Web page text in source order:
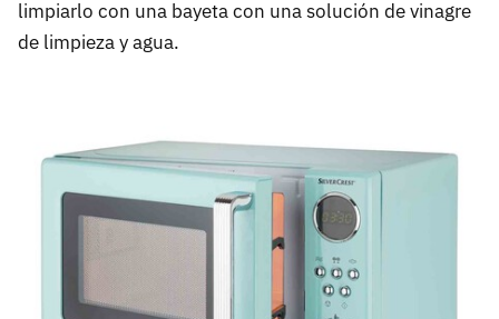
limpiarlo con una bayeta con una solución de vinagre
de limpieza y agua.